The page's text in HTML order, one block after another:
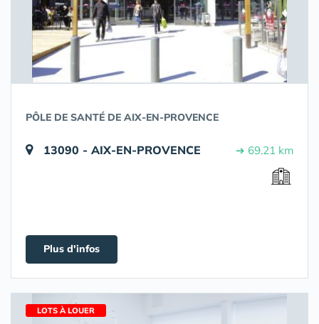
PÔLE DE SANTÉ DE AIX-EN-PROVENCE
13090 - AIX-EN-PROVENCE ➔ 69.21 km
Plus d'infos
LOTS À LOUER